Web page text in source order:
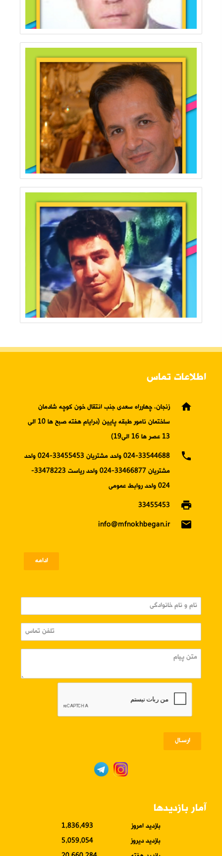
اطلاعات تماس
home
زنجان، چهارراه سعدی جنب انتقال خون کوچه شادمان
ساختمان نامور طبقه پایین (درایام هفته صبح ها 10 الی
13 عصر ها 16 الی19)
phone
024-33544688 واحد مشتریان 33455453-024 واحد
مشتریان 33466877-024 واحد ریاست 33478223-
024 واحد روابط عمومی
print
33455453
email
info@mfnokhbegan.ir
ادامه
ارسـال
آمار بازدیدها
بازدید امروز
1,836,493
بازدید دیروز
5,059,054